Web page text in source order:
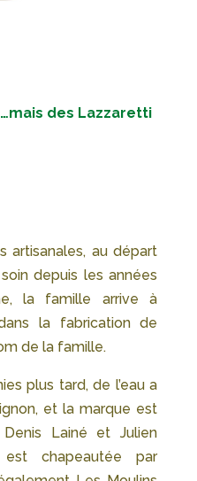
des Lazzaretti
artisanales, au départ
depuis les années
la famille arrive à
la fabrication de
de la famille.
plus tard, de l’eau a
et la marque est
Denis Lainé et Julien
chapeautée par